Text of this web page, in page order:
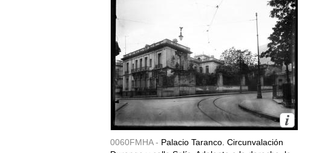
0060FMHA - Palacio Taranco. Circunvalación